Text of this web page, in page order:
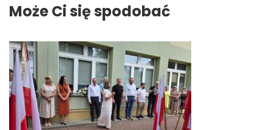
Może Ci się spodobać